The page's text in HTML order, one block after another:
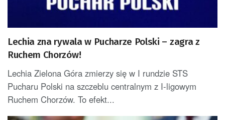
Lechia zna rywala w Pucharze Polski – zagra z
Ruchem Chorzów!
Lechia Zielona Góra zmierzy się w I rundzie STS
Pucharu Polski na szczeblu centralnym z I-ligowym
Ruchem Chorzów. To efekt...